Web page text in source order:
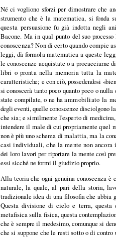
Né ci vogliono sforzi per dimostrare che
stru­mento che è la matematica, si fonda
questa persua­sione fu già indotta negli
Bacone. Ma in qual punto del suo
conoscenza? Non di certo quando
leggi, dà formola matematica a queste
le conoscenze acquistate o a procacciarne
libri o pronta nella memoria tutta la
caratteristi­che; e con ciò, possedendosi
si conoscerà tanto poco quanto poco o
state compilate, o ne haammobiliato la
degli eventi, quelle conoscenze disciolgono
che sia; e similmente l'esperto di
intendere il male di cui propriamentequel
non è più uno schema di malattia, ma la
casi individuali, che la mente non ancora
dei loro lavori per riportare la mente così
essi sicché ne formi il giudizio proprio.
Alla teoria che ogni genuina conoscenza è
naturale, la quale, al pari della storia,
tradizionale idea di una filosofia che
Questa divisione di cielo e terra,
metafisica sulla fisica, questa
che è sempre il medesimo, comunque si
che si suppone che le resti sotto o di contro